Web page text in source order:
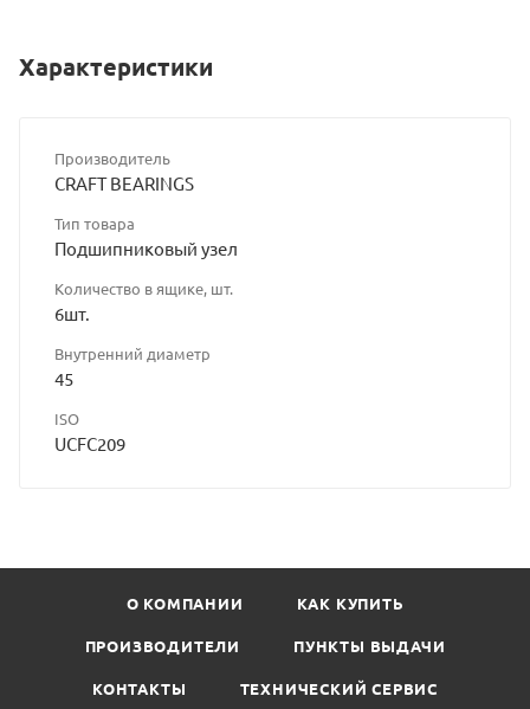
Характеристики
Производитель
CRAFT BEARINGS
Тип товара
Подшипниковый узел
Количество в ящике, шт.
6шт.
Внутренний диаметр
45
ISO
UCFC209
О КОМПАНИИ КАК КУПИТЬ
ПРОИЗВОДИТЕЛИ ПУНКТЫ ВЫДАЧИ
КОНТАКТЫ ТЕХНИЧЕСКИЙ СЕРВИС